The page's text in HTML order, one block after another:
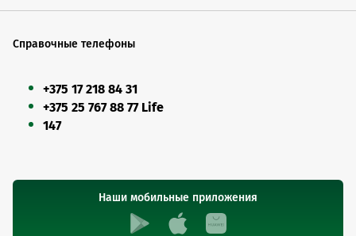
Справочные телефоны
+375 17 218 84 31
+375 25 767 88 77 Life
147
Наши мобильные приложения